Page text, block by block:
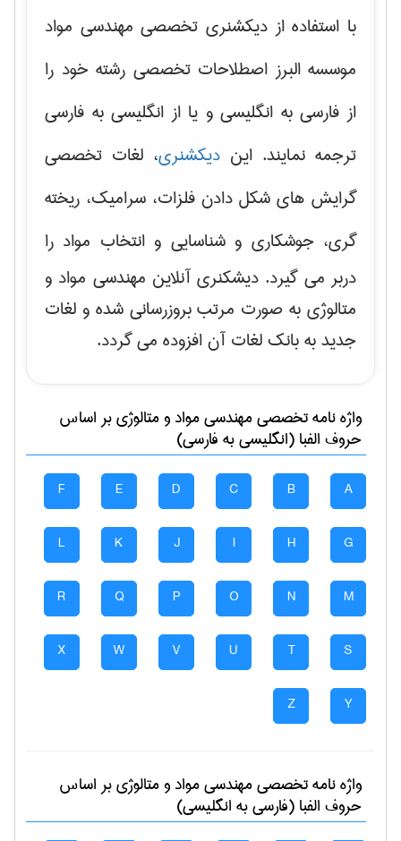
با استفاده از دیکشنری تخصصی مهندسی مواد
موسسه البرز اصطلاحات تخصصی رشته خود را
از فارسی به انگلیسی و یا از انگلیسی به فارسی
ترجمه نمایند. این دیکشنری، لغات تخصصی
گرایش های شکل دادن فلزات، سرامیک، ریخته
گری، جوشکاری و شناسایی و انتخاب مواد را
دربر می گیرد. دیشکنری آنلاین مهندسی مواد و
متالوژی به صورت مرتب بروزرسانی شده و لغات
جدید به بانک لغات آن افزوده می گردد.
واژه نامه تخصصیمهندسی مواد و متالوژیبر اساس
حروف الفبا (انگلیسی به فارسی)
A
B
C
D
E
F
G
H
I
J
K
L
M
N
O
P
Q
R
S
T
U
V
W
X
Y
Z
واژه نامه تخصصیمهندسی مواد و متالوژیبر اساس
حروف الفبا (فارسی به انگلیسی)